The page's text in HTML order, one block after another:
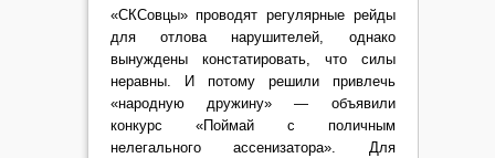
«СКСовцы» проводят регулярные рейды
для отлова нарушителей, однако
вынуждены констатировать, что силы
неравны. И потому решили привлечь
«народную дружину» — объявили
конкурс «Поймай с поличным
нелегального ассенизатора». Для